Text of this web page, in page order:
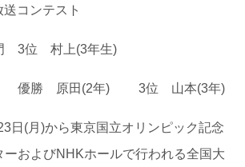
コンテスト
3位 村上(3年生)
勝 原田(2年) 3位 山本(3年)
日(月)から東京国立オリンピック記念
ーおよびNHKホールで行われる全国大